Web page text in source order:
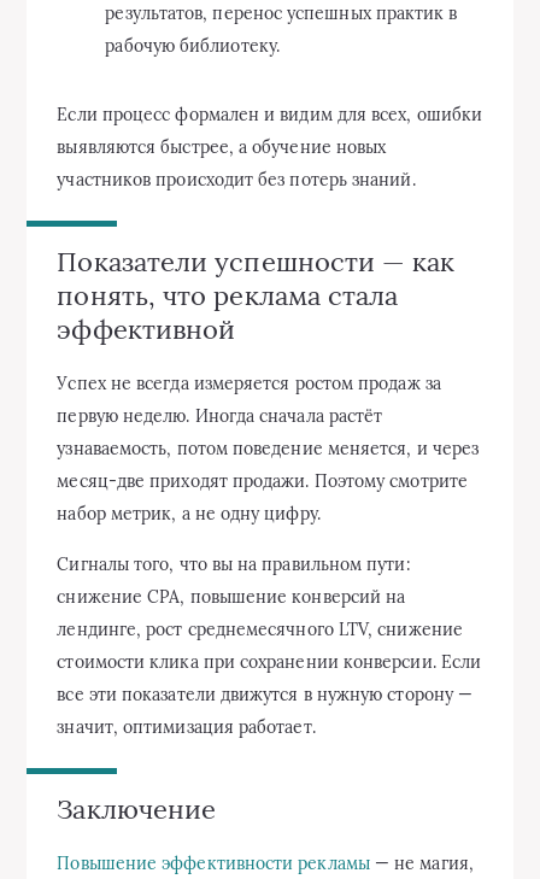
результатов, перенос успешных практик в
рабочую библиотеку.
Если процесс формален и видим для всех, ошибки
выявляются быстрее, а обучение новых
участников происходит без потерь знаний.
Показатели успешности — как
понять, что реклама стала
эффективной
Успех не всегда измеряется ростом продаж за
первую неделю. Иногда сначала растёт
узнаваемость, потом поведение меняется, и через
месяц-две приходят продажи. Поэтому смотрите
набор метрик, а не одну цифру.
Сигналы того, что вы на правильном пути:
снижение CPA, повышение конверсий на
лендинге, рост среднемесячного LTV, снижение
стоимости клика при сохранении конверсии. Если
все эти показатели движутся в нужную сторону —
значит, оптимизация работает.
Заключение
Повышение эффективности рекламы— не магия,